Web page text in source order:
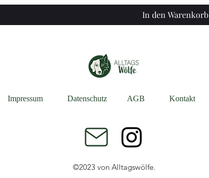
In den Warenkorb
Impressum Datenschutz AGB Kontakt
©2023 von Alltagswölfe.